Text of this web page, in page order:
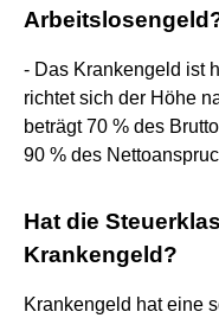
- Das Krankengeld ist
richtet sich der Höhe
beträgt 70 % des
90 % des
Hat die
Krankengeld?
Krankengeld hat eine